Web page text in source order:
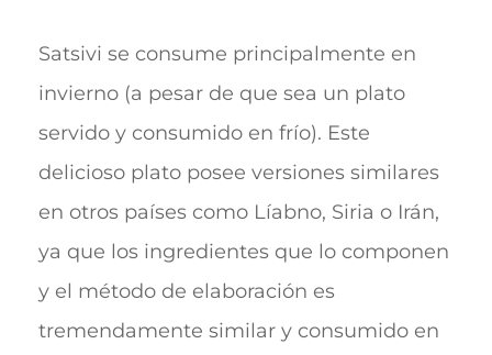
Satsivi se consume principalmente en
invierno (a pesar de que sea un plato
servido y consumido en frío). Este
delicioso plato posee versiones similares
en otros países como Líabno, Siria o Irán,
ya que los ingredientes que lo componen
y el método de elaboración es
tremendamente similar y consumido en